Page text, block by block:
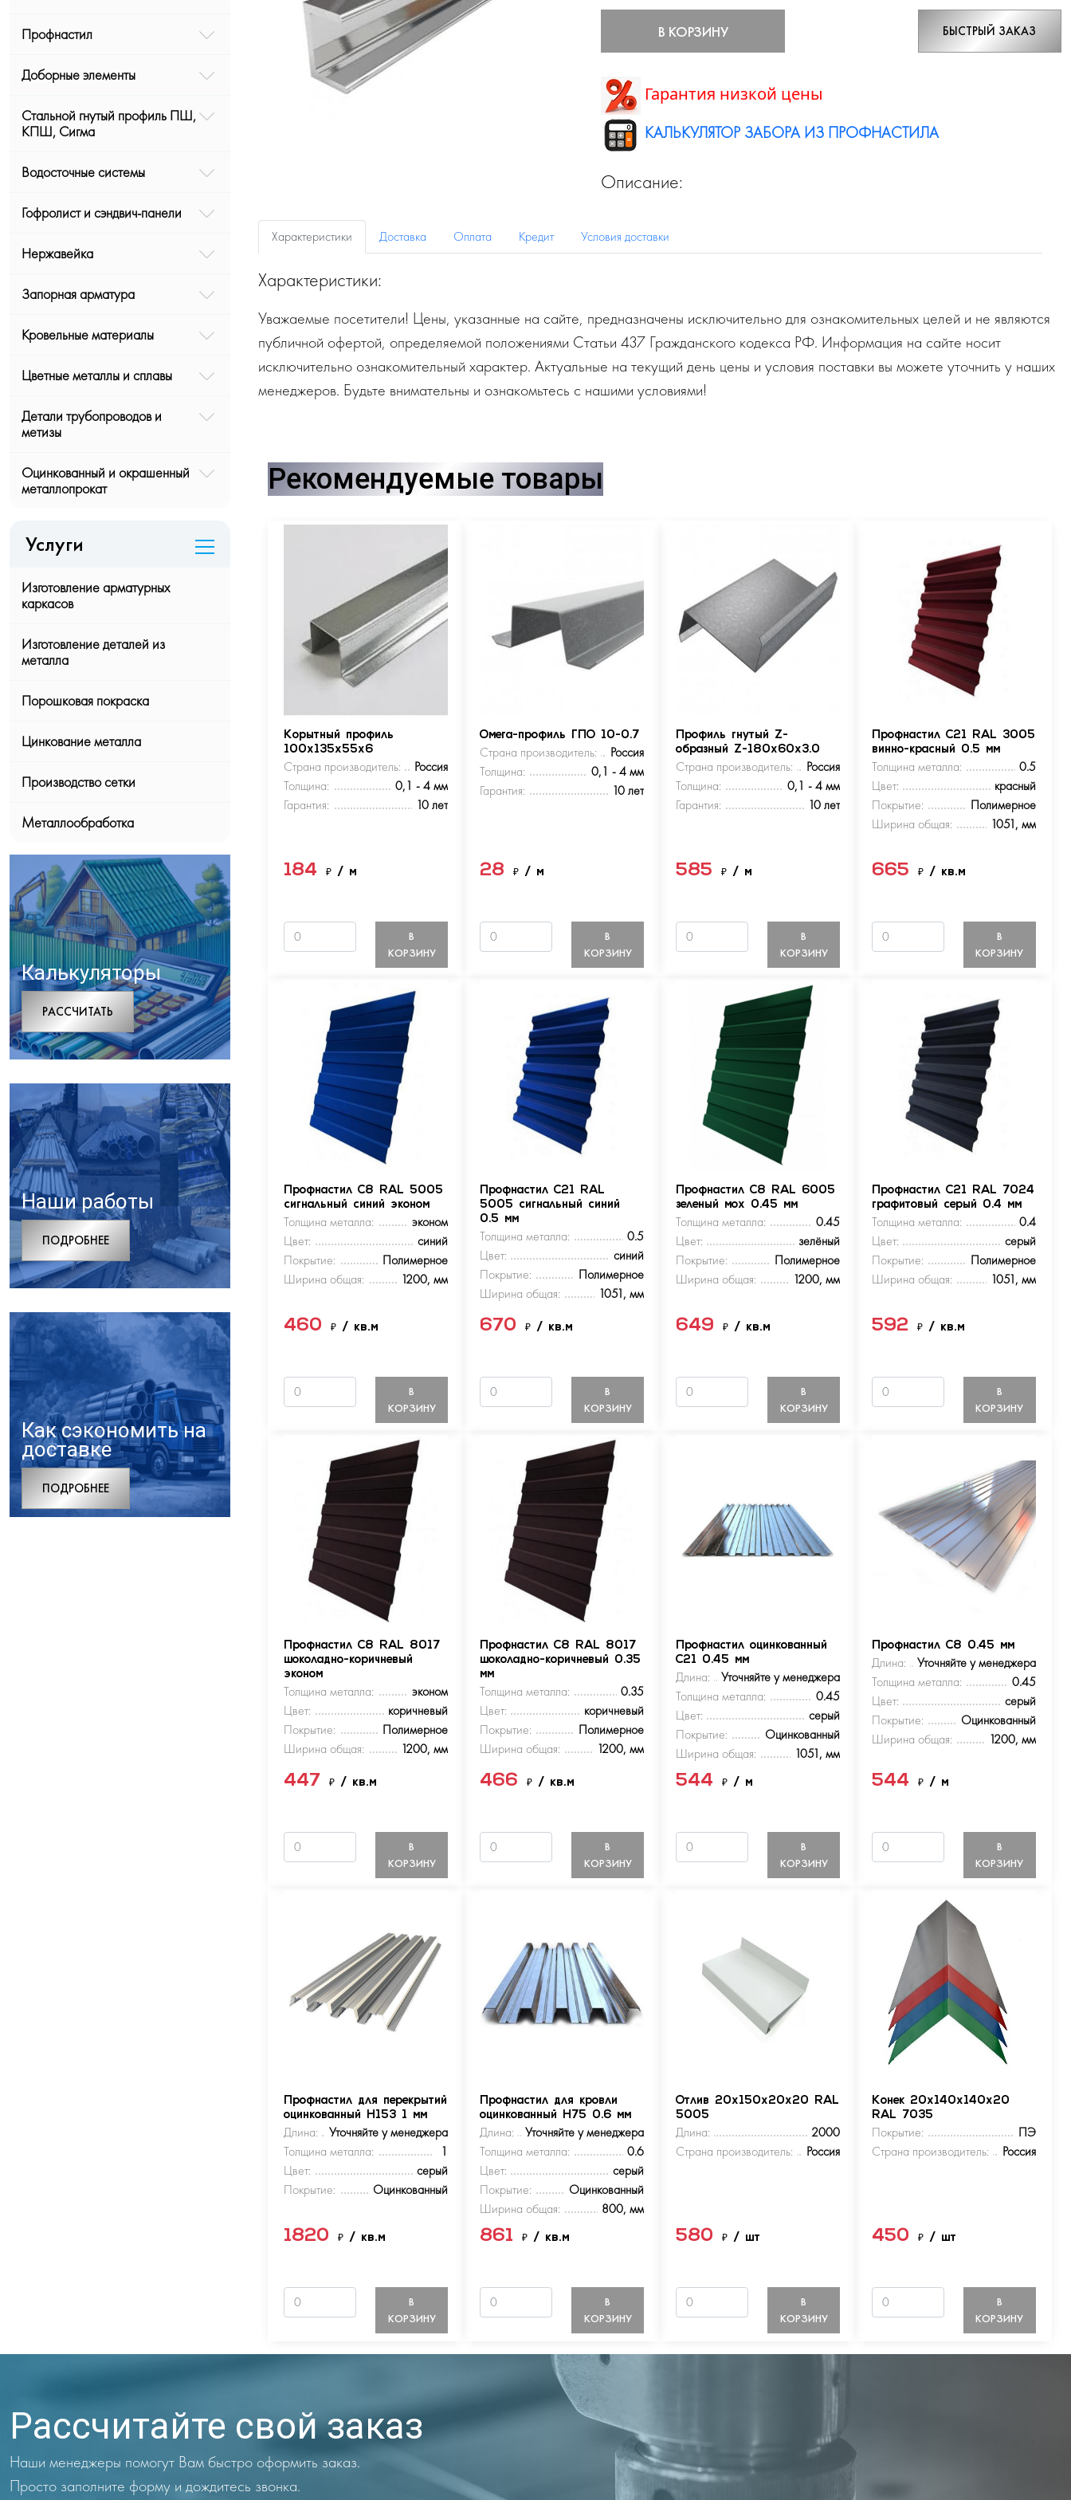
Профнастил
Доборные элементы
Стальной гнутый профиль ПШ,
КПШ, Сигма
Водосточные системы
Гофролист и сэндвич-панели
Нержавейка
Запорная арматура
Кровельные материалы
Цветные металлы и сплавы
Детали трубопроводов и
метизы
Оцинкованный и окрашенный
металлопрокат
Услуги
Изготовление арматурных
каркасов
Изготовление деталей из
металла
Порошковая покраска
Цинкование металла
Производство сетки
Металлообработка
Калькуляторы
РАCСЧИТАТЬ
Наши работы
ПОДРОБНЕЕ
Как сэкономить на
доставке
ПОДРОБНЕЕ
В КОРЗИНУ БЫСТРЫЙ ЗАКАЗ
Гарантия низкой цены
КАЛЬКУЛЯТОР ЗАБОРА ИЗ ПРОФНАСТИЛА
Описание:
Характеристики Доставка Оплата Кредит Условия доставки
Характеристики:
Уважаемые посетители! Цены, указанные на сайте, предназначены исключительно для ознакомительных целей и не являются
публичной офертой, определяемой положениями Статьи 437 Гражданского кодекса РФ. Информация на сайте носит
исключительно ознакомительный характер. Актуальные на текущий день цены и условия поставки вы можете уточнить у наших
менеджеров. Будьте внимательны и ознакомьтесь с нашими условиями!
Рекомендуемые товары
Корытный профиль
100х135х55х6
Страна производитель:
Россия
Толщина:
0,1 - 4 мм
Гарантия:
10 лет
184₽/ м
В
КОРЗИНУ
Омега-профиль ГПО 10-0.7
Страна производитель:
Россия
Толщина:
0,1 - 4 мм
Гарантия:
10 лет
28₽/ м
В
КОРЗИНУ
Профиль гнутый Z-
образный Z-180х60х3.0
Страна производитель:
Россия
Толщина:
0,1 - 4 мм
Гарантия:
10 лет
585₽/ м
В
КОРЗИНУ
Профнастил С21 RAL 3005
винно-красный 0.5 мм
Толщина металла:
0.5
Цвет:
красный
Покрытие:
Полимерное
Ширина общая:
1051, мм
665 ₽ / кв.м
В
КОРЗИНУ
Профнастил С8 RAL 5005
сигнальный синий эконом
Толщина металла:
эконом
Цвет:
синий
Покрытие:
Полимерное
Ширина общая:
1200, мм
460₽/ кв.м
В
КОРЗИНУ
Профнастил С21 RAL
5005 сигнальный синий
0.5 мм
Толщина металла:
0.5
Цвет:
синий
Покрытие:
Полимерное
Ширина общая:
1051, мм
670₽/ кв.м
В
КОРЗИНУ
Профнастил С8 RAL 6005
зеленый мох 0.45 мм
Толщина металла:
0.45
Цвет:
зелёный
Покрытие:
Полимерное
Ширина общая:
1200, мм
649₽/ кв.м
В
КОРЗИНУ
Профнастил С21 RAL 7024
графитовый серый 0.4 мм
Толщина металла:
0.4
Цвет:
серый
Покрытие:
Полимерное
Ширина общая:
1051, мм
592 ₽ / кв.м
В
КОРЗИНУ
Профнастил С8 RAL 8017
шоколадно-коричневый
эконом
Толщина металла:
эконом
Цвет:
коричневый
Покрытие:
Полимерное
Ширина общая:
1200, мм
447₽/ кв.м
В
КОРЗИНУ
Профнастил С8 RAL 8017
шоколадно-коричневый 0.35
мм
Толщина металла:
0.35
Цвет:
коричневый
Покрытие:
Полимерное
Ширина общая:
1200, мм
466₽/ кв.м
В
КОРЗИНУ
Профнастил оцинкованный
С21 0.45 мм
Длина:
Уточняйте у менеджера
Толщина металла:
0.45
Цвет:
серый
Покрытие:
Оцинкованный
Ширина общая:
1051, мм
544₽/ м
В
КОРЗИНУ
Профнастил С8 0.45 мм
Длина:
Уточняйте у менеджера
Толщина металла:
0.45
Цвет:
серый
Покрытие:
Оцинкованный
Ширина общая:
1200, мм
544 ₽ / м
В
КОРЗИНУ
Профнастил для перекрытий
оцинкованный Н153 1 мм
Длина:
Уточняйте у менеджера
Толщина металла:
1
Цвет:
серый
Покрытие:
Оцинкованный
1820₽/ кв.м
В
КОРЗИНУ
Профнастил для кровли
оцинкованный Н75 0.6 мм
Длина:
Уточняйте у менеджера
Толщина металла:
0.6
Цвет:
серый
Покрытие:
Оцинкованный
Ширина общая:
800, мм
861₽/ кв.м
В
КОРЗИНУ
Отлив 20х150х20х20 RAL
5005
Длина:
2000
Страна производитель:
Россия
580₽/ шт
В
КОРЗИНУ
Конек 20х140х140х20
RAL 7035
Покрытие:
ПЭ
Страна производитель:
Россия
450 ₽ / шт
В
КОРЗИНУ
Рассчитайте свой заказ
Наши менеджеры помогут Вам быстро оформить заказ.
Просто заполните форму и дождитесь звонка.